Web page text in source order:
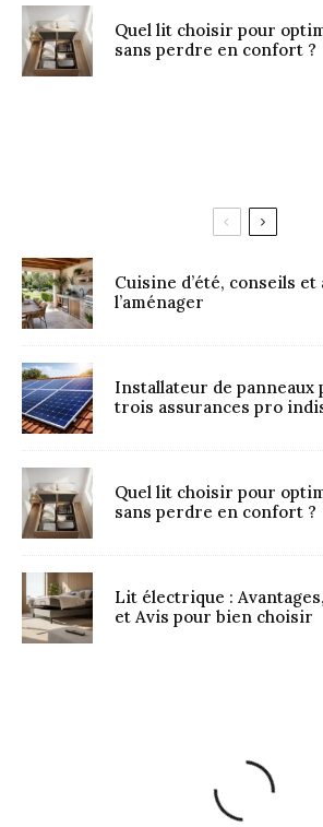
Quel lit choisir pour
sans perdre en confort ?
Cuisine d’été, conseils et
l’aménager
Installateur de panneaux
trois assurances pro
Quel lit choisir pour
sans perdre en confort ?
Lit électrique :
et Avis pour bien choisir